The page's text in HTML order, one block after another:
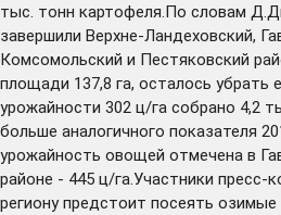
тыс. тонн картофеля.По словам
завершили Верхне-Ландеховский,
Комсомольский и Пестяковский
площади 137,8 га, осталось убрать
урожайности 302 ц/га собрано 4,2
больше аналогичного показателя
урожайность овощей отмечена в
районе - 445 ц/га.Участники пресс-
региону предстоит посеять